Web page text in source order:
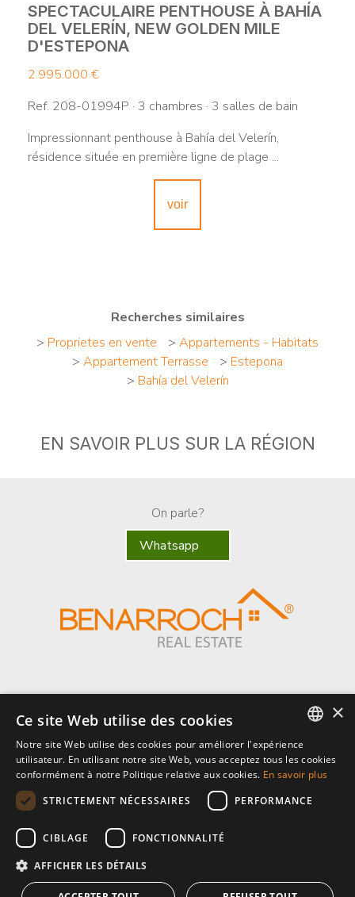
SPECTACULAIRE PENTHOUSE À BAHÍA
DEL VELERÍN, NEW GOLDEN MILE
D'ESTEPONA
2.995.000 €
Ref. 208-01994P · 3 chambres · 3 salles de bain
Impressionnant penthouse à Bahía del Velerín,
résidence située en première ligne de plage ...
voir
Recherches similaires
> Proprietes en vente > Appartements - Habitats
> Appartement Terrasse > Estepona
> Bahía del Velerín
EN SAVOIR PLUS SUR LA RÉGION
Benarroch Asesores S.L. - CIF: B-93044949
Centro Comercial El Pilar, local 7, Urb El Pilar, Ctra Nacional 340, km
168,
29680 Estepona, Málaga. España.
P: (+34) 952 902 723
On parle?
Whatsapp
Member of
ENGLISH
×
Ce site Web utilise des cookies
Notre site Web utilise des cookies pour améliorer l'expérience
utilisateur. En utilisant notre site Web, vous acceptez tous les cookies
conformément à notre Politique relative aux cookies. En savoir plus
STRICTEMENT NÉCESSAIRES
PERFORMANCE
CIBLAGE FONCTIONNALITÉ
AFFICHER LES DÉTAILS